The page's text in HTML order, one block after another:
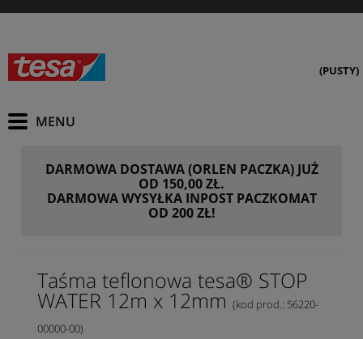
(PUSTY)
DARMOWA DOSTAWA (ORLEN PACZKA) JUŻ
OD 150,00 ZŁ.
DARMOWA WYSYŁKA INPOST PACZKOMAT
OD 200 ZŁ!
Taśma teflonowa tesa® STOP
WATER 12m x 12mm (kod prod.: 56220-
00000-00)